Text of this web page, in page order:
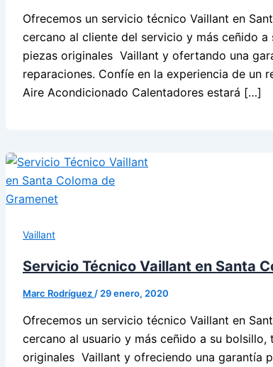
Ofrecemos un servicio técnico Vaillant en
cercano al cliente del servicio y más ceñido
piezas originales Vaillant y ofertando una
reparaciones. Confíe en la experiencia de un
Aire Acondicionado Calentadores estará […]
Vaillant
Servicio Técnico Vaillant en Santa
Marc Rodríguez/29 enero, 2020
Ofrecemos un servicio técnico Vaillant en
cercano al usuario y más ceñido a su bolsillo,
originales Vaillant y ofreciendo una garantía